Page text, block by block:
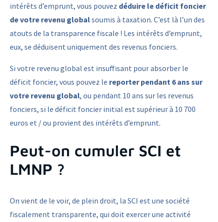
intérêts d’emprunt, vous pouvez déduire le déficit foncier
de votre revenu globalsoumis à taxation. C’est là l’un des
atouts de la transparence fiscale ! Les intérêts d’emprunt,
eux, se déduisent uniquement des revenus fonciers.
Si votre revenu global est insuffisant pour absorber le
déficit foncier, vous pouvez le reporter pendant 6 ans sur
votre revenu global, ou pendant 10 ans sur les revenus
fonciers, si le déficit foncier initial est supérieur à 10 700
euros et / ou provient des intérêts d’emprunt.
Peut-on cumuler SCI et
LMNP ?
On vient de le voir, de plein droit, la SCI est une société
fiscalement transparente, qui doit exercer une activité